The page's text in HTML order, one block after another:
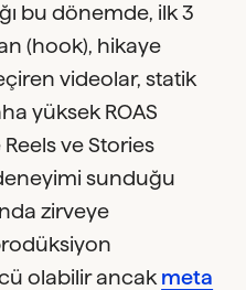
bu dönemde, ilk 3
(hook), hikaye
videolar, statik
yüksek ROAS
ve Stories
sunduğu
zirveye
olabilir ancak meta